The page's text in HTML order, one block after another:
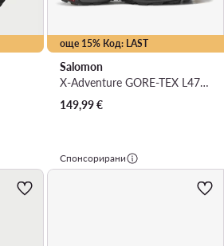
още 15% Код: LAST
Salomon
X-Adventure GORE-TEX L47321100 · Маратонки за бягане
149,99€
Спонсорирани